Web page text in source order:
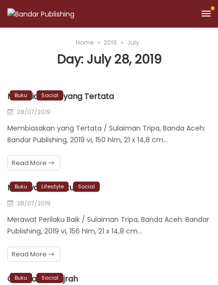
Home 2019 July
Day: July 28, 2019
Buku Social
Membiasakan yang Tertata
28/07/2019
Membiasakan yang Tertata / Sulaiman Tripa, Banda Aceh:
Bandar Publishing, 2019 vi, 150 hlm, 21 x 14,8 cm…
Read More
Buku Lifestyle Social
Merawat Perilaku Baik
28/07/2019
Merawat Perilaku Baik / Sulaiman Tripa, Banda Aceh: Bandar
Publishing, 2019 vi, 156 hlm, 21 x 14,8 cm…
Read More
Buku Social
Generasi Berhijrah